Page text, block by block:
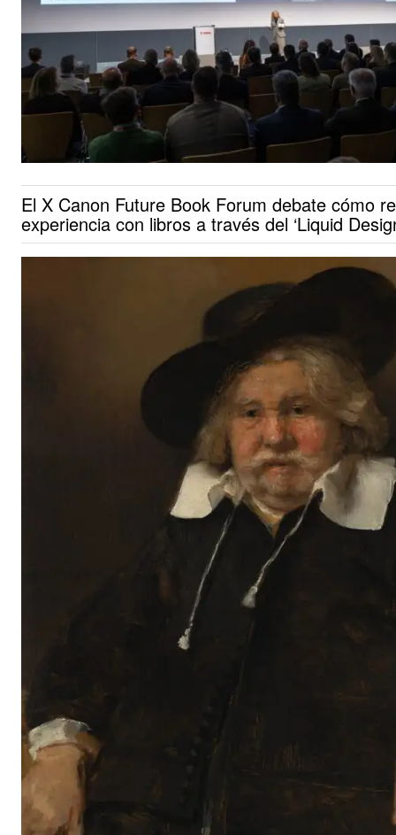
El X Canon Future Book Forum debate cómo
experiencia con libros a través del ‘Liquid